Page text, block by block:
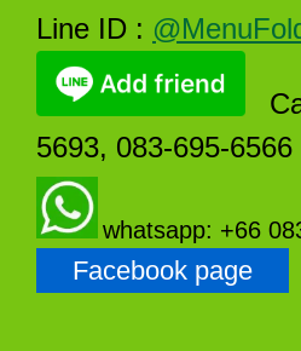
Line ID :
5693, 083-695-6566
whatsapp: +66
Facebook page